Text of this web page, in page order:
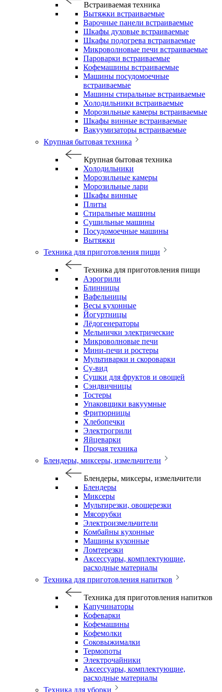
Встраиваемая техника
Вытяжки встраиваемые
Варочные панели встраиваемые
Шкафы духовые встраиваемые
Шкафы подогрева встраиваемые
Микроволновые печи встраиваемые
Пароварки встраиваемые
Кофемашины встраиваемые
Машины посудомоечные
встраиваемые
Машины стиральные встраиваемые
Холодильники встраиваемые
Морозильные камеры встраиваемые
Шкафы винные встраиваемые
Вакуумизаторы встраиваемые
Крупная бытовая техника
Крупная бытовая техника
Холодильники
Морозильные камеры
Морозильные лари
Шкафы винные
Плиты
Стиральные машины
Сушильные машины
Посудомоечные машины
Вытяжки
Техника для приготовления пищи
Техника для приготовления пищи
Аэрогрили
Блинницы
Вафельницы
Весы кухонные
Йогуртницы
Лёдогенераторы
Мельнички электрические
Микроволновые печи
Мини-печи и ростеры
Мультиварки и скороварки
Су-вид
Сушки для фруктов и овощей
Сэндвичницы
Тостеры
Упаковщики вакуумные
Фритюрницы
Хлебопечки
Электрогрили
Яйцеварки
Прочая техника
Блендеры, миксеры, измельчители
Блендеры, миксеры, измельчители
Блендеры
Миксеры
Мультирезки, овощерезки
Мясорубки
Электроизмельчители
Комбайны кухонные
Машины кухонные
Ломтерезки
Аксессуары, комплектующие,
расходные материалы
Техника для приготовления напитков
Техника для приготовления напитков
Капучинаторы
Кофеварки
Кофемашины
Кофемолки
Соковыжималки
Термопоты
Электрочайники
Аксессуары, комплектующие,
расходные материалы
Техника для уборки